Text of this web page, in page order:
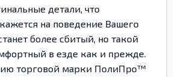
детали, что
на поведение Вашего
более сбитый, но такой
в езде как и прежде.
торговой марки ПолиПро™